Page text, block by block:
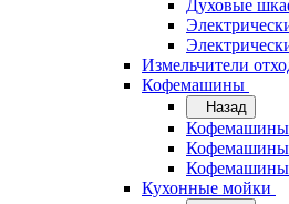
Духовые
Измельчители
Кофемашины
Назад
Кофемашины
Кофемашины
Кофемашины
Кухонные мойки